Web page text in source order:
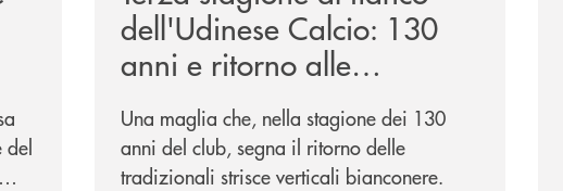
del
dell'Udinese Calcio: 130
anni e ritorno alle
tradizioni
Una maglia che, nella stagione dei 130
anni del club, segna il ritorno delle
tradizionali strisce verticali bianconere.